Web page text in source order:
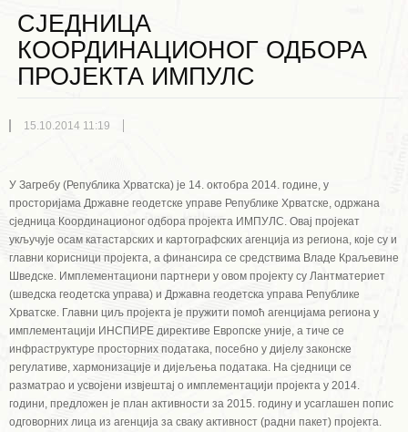
СЈЕДНИЦА
КООРДИНАЦИОНОГ ОДБОРА
ПРОЈЕКТА ИМПУЛС
15.10.2014 11:19
У Загребу (Република Хрватска) је 14. октобра 2014. године, у
просторијама Државне геодетске управе Републике Хрватске, одржана
сједница Координационог одбора пројекта ИМПУЛС. Овај пројекат
укључује осам катастарских и картографских агенција из региона, које су и
главни корисници пројекта, а финансира се средствима Владе Краљевине
Шведске. Имплементациони партнери у овом пројекту су Лантматериет
(шведска геодетска управа) и Државна геодетска управа Републике
Хрватске. Главни циљ пројекта је пружити помоћ агенцијама региона у
имплементацији ИНСПИРЕ директиве Европске уније, а тиче се
инфраструктуре просторних података, посебно у дијелу законске
регулативе, хармонизације и дијељења података. На сједници се
разматрао и усвојени извјештај о имплементацији пројекта у 2014.
години, предложен је план активности за 2015. годину и усаглашен попис
одговорних лица из агенција за сваку активност (радни пакет) пројекта.